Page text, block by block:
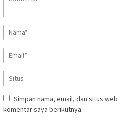
Simpan nama, email, dan situs
komentar saya berikutnya.